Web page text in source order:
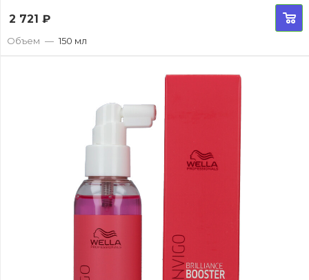
2 721 ₽
Объем — 150 мл